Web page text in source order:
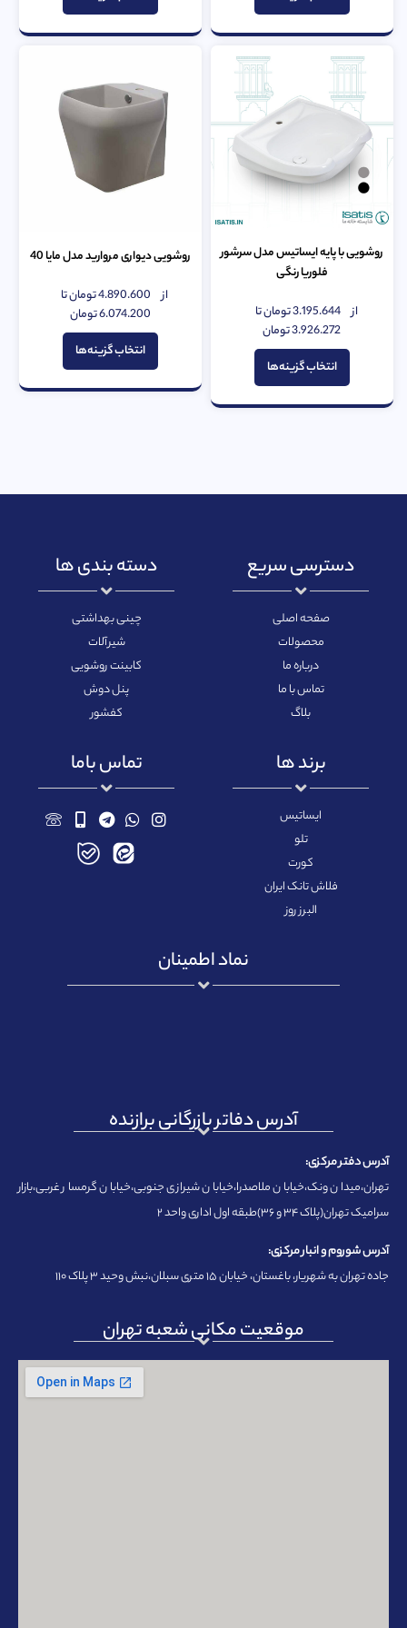
روشویی با پایه ایساتیس مدل سرشور
فلوریا رنگی
امتیاز
0
از 3.195.644تومانتا
3.926.272تومان
انتخاب گزینه‌ها
روشویی دیواری مروارید مدل مایا 40
امتیاز
0
5
از 4.890.600تومانتا
6.074.200تومان
انتخاب گزینه‌ها
دسترسی سریع
صفحه اصلی
محصولات
درباره ما
تماس با ما
بلاگ
دسته بندی ها
چینی بهداشتی
شیرآلات
کابینت روشویی
پنل دوش
کفشور
برند ها
ایساتیس
تلو
کورت
فلاش تانک ایران
البرز روز
تماس باما
نماد اطمینان
آدرس دفاتر بازرگانی برازنده
آدرس دفتر مرکزی:
تهران،میدان ونک،خیابان ملاصدرا،خیابان شیرازی جنوبی،خیابان گرمسار غربی،بازار
سرامیک تهران(پلاک ۳۴ و ۳۶)طبقه اول اداری واحد ۲
آدرس شوروم و انبار مرکزی:
جاده تهران به شهریار، باغستان، خیابان ۱۵ متری سبلان،نبش وحید ۳ پلاک ۱۱۰
موقعیت مکانی شعبه تهران